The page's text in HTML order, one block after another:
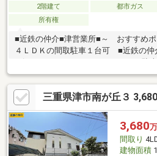
2階建て 都市ガス
所有権
■近鉄の仲介■津営業所■～ おすすめ
４ＬＤＫの間取駐車１台可 ■近鉄の仲
が深まる、ゆとりの４ＬＤＫ。 駐車
趣を感じる住まい。 日常は商業・医
ーパー１９７ｍ・コンビニ２８７ｍ
な日常と未来の歓びを、ここで体験す
三重県津市南が丘３
3,680
間取り
建物面積